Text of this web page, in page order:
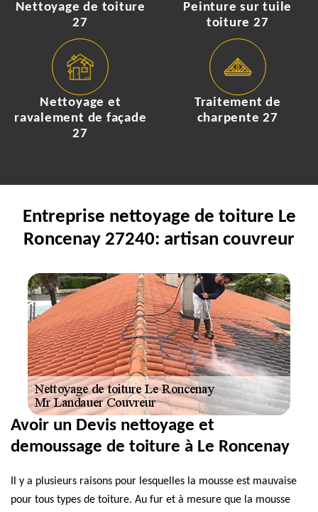
Nettoyage de toiture
27
Peinture sur tuile
toiture 27
Nettoyage et
ravalement de façade
27
Traitement de
charpente 27
Entreprise nettoyage de toiture Le
Roncenay 27240: artisan couvreur
Avoir un Devis nettoyage et
demoussage de toiture à Le Roncenay
Il y a plusieurs raisons pour lesquelles la mousse est mauvaise
pour tous types de toiture. Au fur et à mesure que la mousse